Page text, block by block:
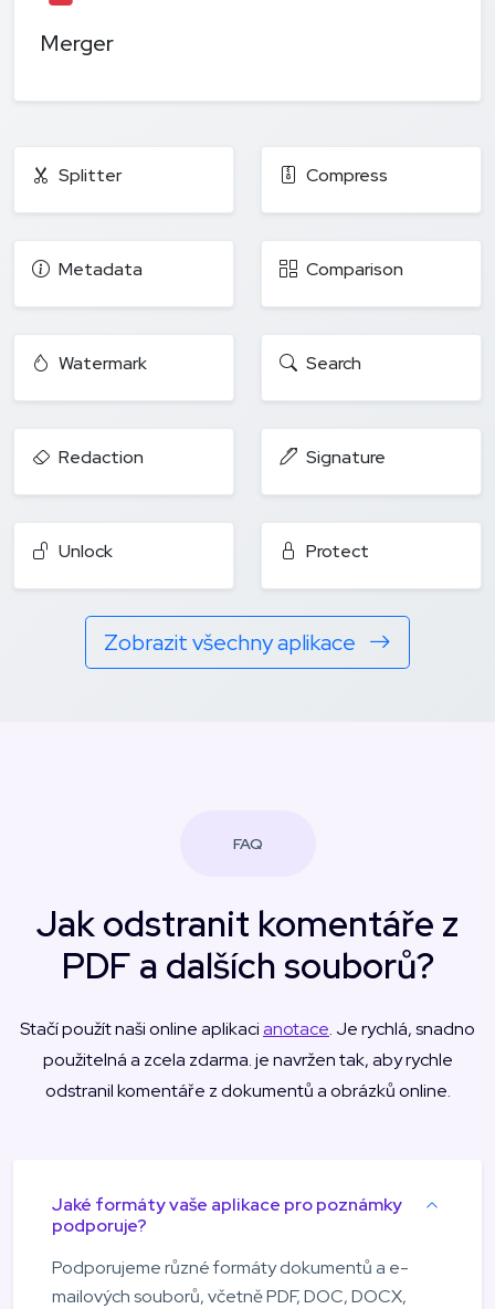
Merger
Splitter Compress
Metadata Comparison
Watermark Search
Redaction Signature
Unlock Protect
Zobrazit všechny aplikace
FAQ
Jak odstranit komentáře z
PDF a dalších souborů?
Stačí použít naši online aplikacianotace. Je rychlá, snadno
použitelná a zcela zdarma. je navržen tak, aby rychle
odstranil komentáře z dokumentů a obrázků online.
Jaké formáty vaše aplikace pro poznámky
podporuje?
Podporujeme různé formáty dokumentů a e-
mailových souborů, včetně PDF, DOC, DOCX,